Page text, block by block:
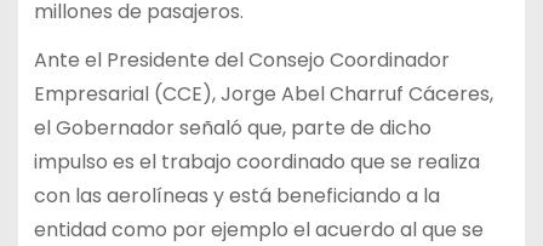
millones de pasajeros.
Ante el Presidente del Consejo Coordinador
Empresarial (CCE), Jorge Abel Charruf Cáceres,
el Gobernador señaló que, parte de dicho
impulso es el trabajo coordinado que se realiza
con las aerolíneas y está beneficiando a la
entidad como por ejemplo el acuerdo al que se